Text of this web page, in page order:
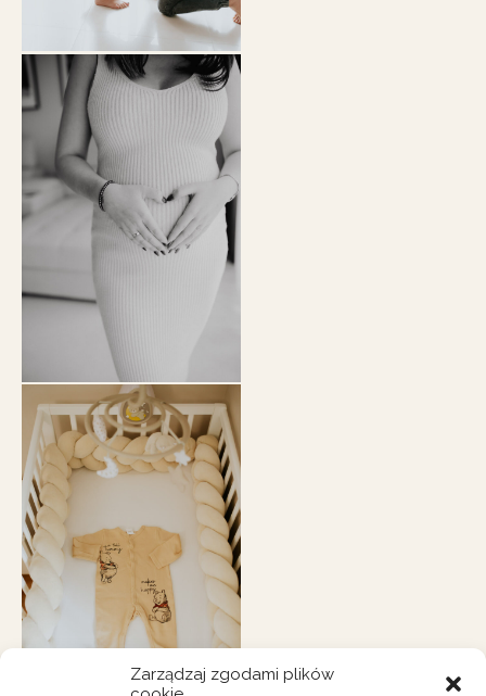
Zarządzaj zgodami plików